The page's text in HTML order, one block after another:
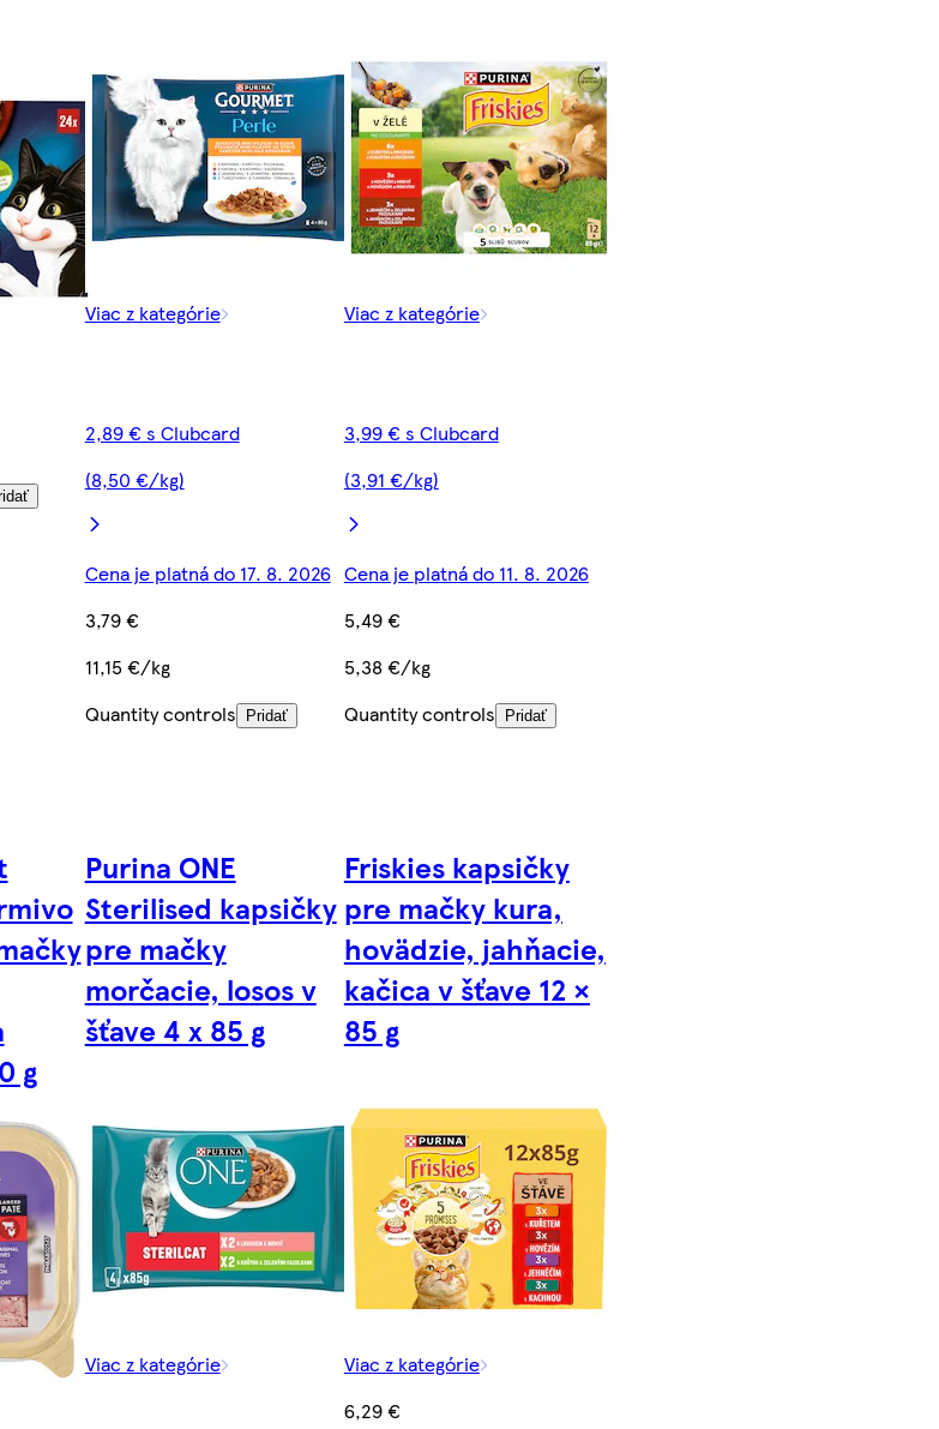
Viac z kategórie
2,89 € s Clubcard
(8,50 €/kg)
Cena je platná do 17. 8. 2026
3,79 €
11,15 €/kg
Quantity controls
Pridať
Viac z kategórie
3,99 € s Clubcard
(3,91 €/kg)
Cena je platná do 11. 8. 2026
5,49 €
5,38 €/kg
Quantity controls
Pridať
g
Purina ONE
Sterilised kapsičky
pre mačky
morčacie, losos v
šťave 4 x 85 g
Viac z kategórie
Friskies kapsičky
pre mačky kura,
hovädzie, jahňacie,
kačica v šťave 12 ×
85 g
Viac z kategórie
6,29 €